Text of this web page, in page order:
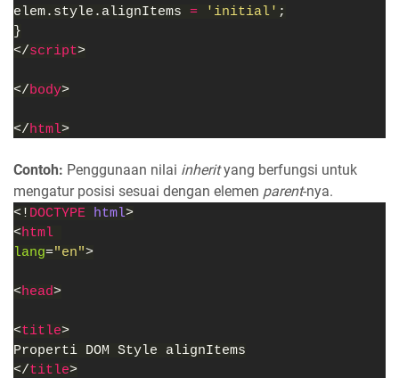
elem.style.alignItems = 'initial' ;
}
</script>
</body>
</html>
Contoh: Penggunaan nilai inherityang berfungsi untuk
mengatur posisi sesuai dengan elemen parent-nya.
<! DOCTYPE html>
<html
lang="en">
<head>
<title>
Properti DOM Style alignItems
</title>